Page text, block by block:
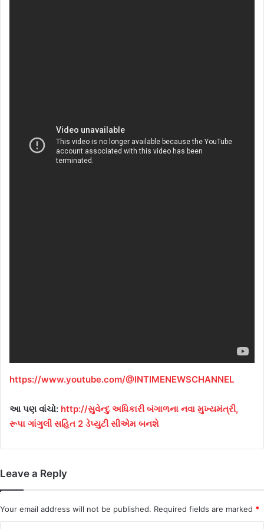
https://www.youtube.com/@INTIMENEWSCHANNEL
આ પણ વાંચો: http://સુવેન્દુ અધિકારી બંગાળના નવા મુખ્યમંત્રી,
રૂપા ગાંગુલી સહિત 2 ડેપ્યુટી સીએમ બનશે
Leave a Reply
Your email address will not be published. Required fields are marked *